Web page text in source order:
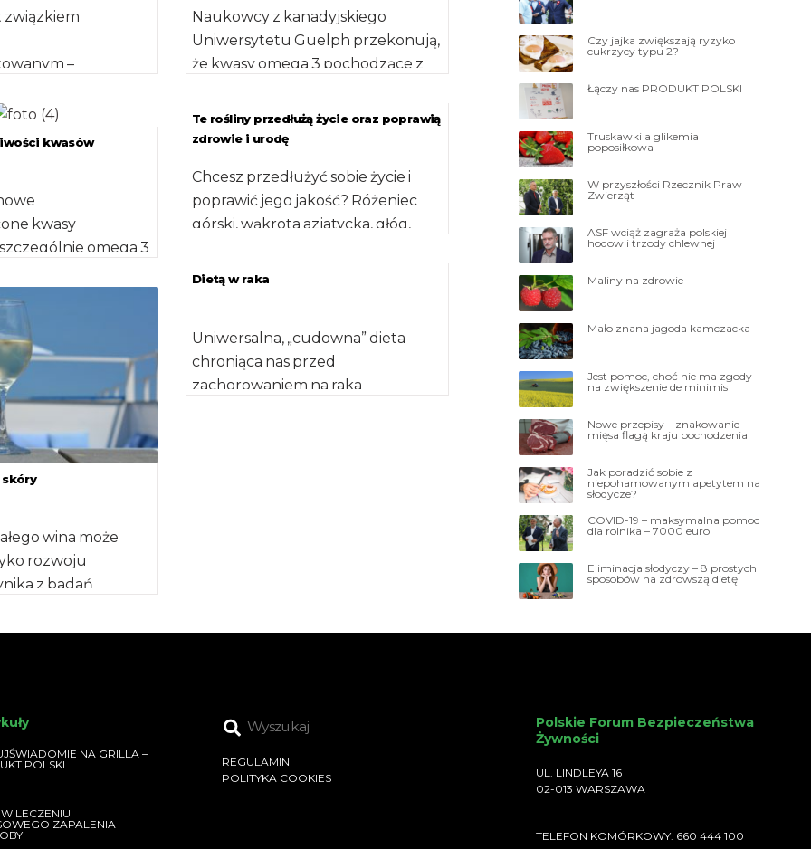
związkiem
–
działaniu
akrylamidu
kilku […]
Naukowcy z kanadyjskiego
Uniwersytetu Guelph przekonują,
że kwasy omega 3 pochodzące z
w zapobieganiu rozwojowi
nowotworów […]
kwasów
kwasy
omega 3
organizmie. Wyniki
Te rośliny przedłużą życie oraz poprawią
zdrowie i urodę
Chcesz przedłużyć sobie życie i
poprawić jego jakość? Różeniec
górski, wąkrota azjatycka, głóg,
jagoda – oto, […]
Dietą w raka
Uniwersalna, „cudowna” dieta
chroniąca nas przed
zachorowaniem na raka
skóry
wina może
rozwoju
z badań
Biomarkers
Czy jajka zwiększają ryzyko
cukrzycy typu 2?
Łączy nas PRODUKT POLSKI
Truskawki a glikemia
poposiłkowa
W przyszłości Rzecznik Praw
Zwierząt
ASF wciąż zagraża polskiej
hodowli trzody chlewnej
Maliny na zdrowie
Mało znana jagoda kamczacka
Jest pomoc, choć nie ma zgody
na zwiększenie de minimis
Nowe przepisy – znakowanie
mięsa flagą kraju pochodzenia
Jak poradzić sobie z
niepohamowanym apetytem na
słodycze?
COVID-19 – maksymalna pomoc
dla rolnika – 7000 euro
Eliminacja słodyczy – 8 prostych
sposobów na zdrowszą dietę
NA GRILLA –
POLSKI
LECZENIU
ZAPALENIA
REGULAMIN
POLITYKA COOKIES
Polskie Forum Bezpieczeństwa
Żywności
UL. LINDLEYA 16
02-013 WARSZAWA
TELEFON KOMÓRKOWY: 660 444 100